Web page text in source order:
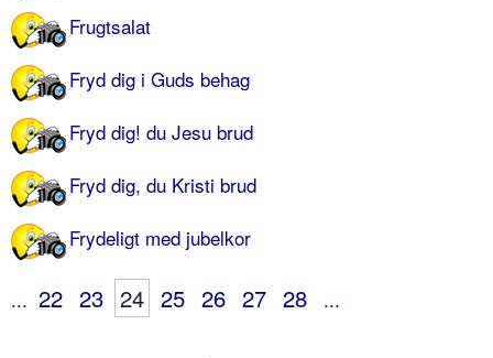
Frugtsalat
Fryd dig i Guds behag
Fryd dig! du Jesu brud
Fryd dig, du Kristi brud
Frydeligt med jubelkor
... 22 23 24 25 26 27 28 ...